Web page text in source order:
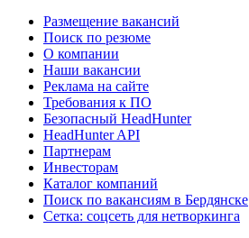
Размещение вакансий
Поиск по резюме
О компании
Наши вакансии
Реклама на сайте
Требования к ПО
Безопасный HeadHunter
HeadHunter API
Партнерам
Инвесторам
Каталог компаний
Поиск по вакансиям в Бердянске
Сетка: соцсеть для нетворкинга